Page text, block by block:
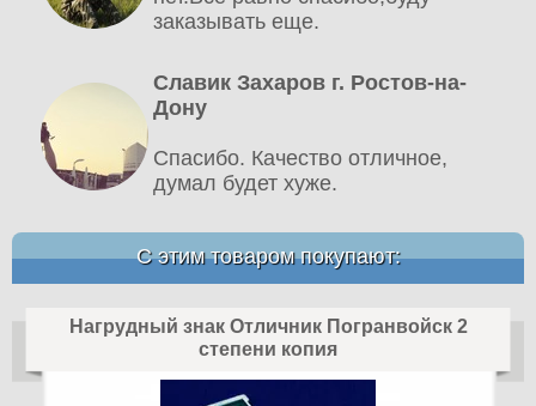
заказывать еще.
Славик Захаров г. Ростов-на-
Дону
Спасибо. Качество отличное,
думал будет хуже.
С этим товаром покупают:
Нагрудный знак Отличник Погранвойск 2
степени копия